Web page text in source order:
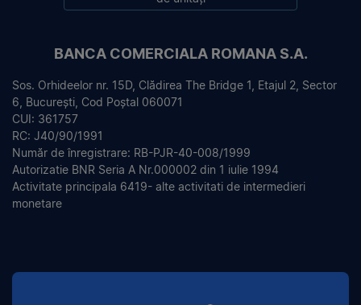
BANCA COMERCIALA ROMANA S.A.
Sos. Orhideelor nr. 15D, Clădirea The Bridge 1, Etajul 2, Sector
6, București, Cod Poștal 060071
CUI: 361757
RC: J40/90/1991
Număr de înregistrare: RB-PJR-40-008/1999
Autorizatie BNR Seria A Nr.000002 din 1 iulie 1994
Activitate principala 6419- alte activitati de intermedieri
monetare